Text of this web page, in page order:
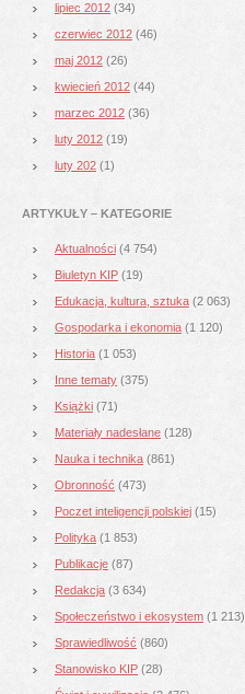
lipiec 2012 (34)
czerwiec 2012 (46)
maj 2012 (26)
kwiecień 2012 (44)
marzec 2012 (36)
luty 2012 (19)
luty 202 (1)
ARTYKUŁY – KATEGORIE
Aktualności (4 754)
Biuletyn KIP (19)
Edukacja, kultura, sztuka (2 063)
Gospodarka i ekonomia (1 120)
Historia (1 053)
Inne tematy (375)
Książki (71)
Materiały nadesłane (128)
Nauka i technika (861)
Obronność (473)
Poczet inteligencji polskiej (15)
Polityka (1 853)
Publikacje (87)
Redakcja (3 634)
Społeczeństwo i ekosystem (1 213)
Sprawiedliwość (860)
Stanowisko KIP (28)